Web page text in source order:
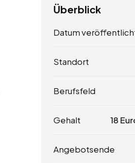
Überblick
Datum
Standort
Berufsfeld
Gehalt 18
Angebotsende